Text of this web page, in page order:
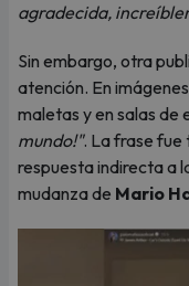
agradecida,
Sin embargo, otra
atención. En
maletas y en salas de
mundo!". La frase fue
respuesta indirecta a
mudanza de Mario